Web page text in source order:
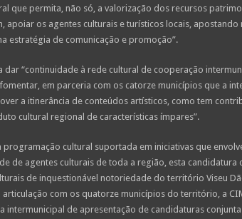
que permita, não só, a valorização dos recursos
apoiar os agentes culturais e turísticos locais, apostando
estratégia de comunicação e promoção”.
dar “continuidade à rede cultural de cooperação
em parceria com os catorze municípios que a
a itinerância de conteúdos artísticos, como tem
cultural regional de características ímpares”.
programação cultural suportada em iniciativas que
de agentes culturais de toda a região, esta candidatura
de inquestionável notoriedade do território Viseu
com os quatorze municípios do território, a
intermunicipal de apresentação de candidaturas